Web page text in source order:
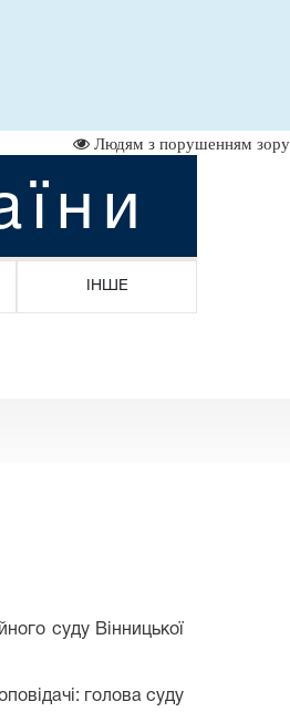
Людям з порушенням зору
ІНШЕ
суду Вінницької
голова суду